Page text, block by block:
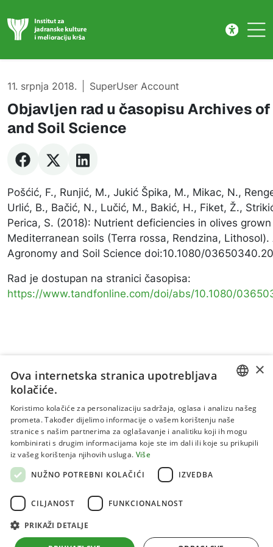
11. srpnja 2018. SuperUser Account
Objavljen rad u časopisu Archives
and Soil Science
Pošćić, F., Runjić, M., Jukić Špika, M., Mikac, N.,
Urlić, B., Bačić, N., Lučić, M., Bakić, H., Fiket, Ž.,
Perica, S. (2018): Nutrient deficiencies in olives
Mediterranean soils (Terra rossa, Rendzina,
Agronomy and Soil Science doi:10.1080/
Rad je dostupan na stranici časopisa:
https://www.tandfonline.com/doi/abs/10.1080/
Uvjeti korištenja
Politika privatnosti
Kolačići
ENGLISH
×
Ova internetska stranica upotrebljava
kolačiće.
Koristimo kolačiće za personalizaciju sadržaja, oglasa i analizu našeg
prometa. Također dijelimo informacije o vašem korištenju naše
stranice s našim partnerima za oglašavanje i analitiku koji ih mogu
kombinirati s drugim informacijama koje ste im dali ili koje su prikupili
iz vašeg korištenja njihovih usluga. Više
NUŽNO POTREBNI KOLAČIĆI
IZVEDBA
CILJANOST FUNKCIONALNOST
PRIKAŽI DETALJE